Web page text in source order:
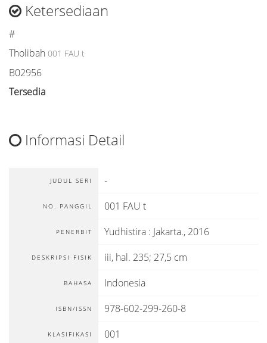
Ketersediaan
#
Tholibah 001 FAU t
B02956
Tersedia
Informasi Detail
JUDUL SERI -
NO. PANGGIL 001 FAU t
PENERBIT Yudhistira : Jakarta., 2016
DESKRIPSI FISIK iii, hal. 235; 27,5 cm
BAHASA Indonesia
ISBN/ISSN 978-602-299-260-8
KLASIFIKASI 001